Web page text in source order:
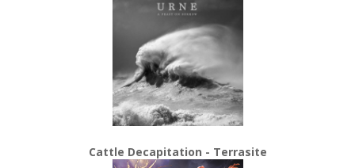
Cattle Decapitation - Terrasite